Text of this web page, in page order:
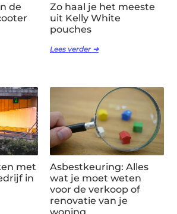
de
Zo haal je het meeste
uit Kelly White
pouches
Lees verder ➜
met
in
Asbestkeuring: Alles
wat je moet weten
voor de verkoop of
renovatie van je